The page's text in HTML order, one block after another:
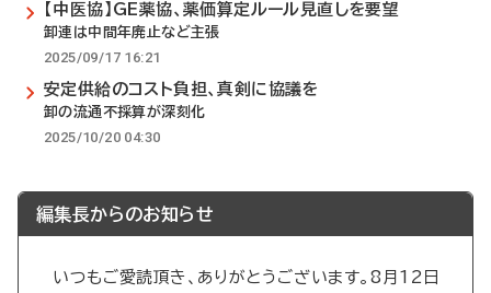
【中医協】GE薬協、薬価算定ルール見直しを要望
卸連は中間年廃止など主張
2025/09/17 16:21
安定供給のコスト負担、真剣に協議を
卸の流通不採算が深刻化
2025/10/20 04:30
編集長からのお知らせ
いつもご愛読頂き、ありがとうございます。8月12日